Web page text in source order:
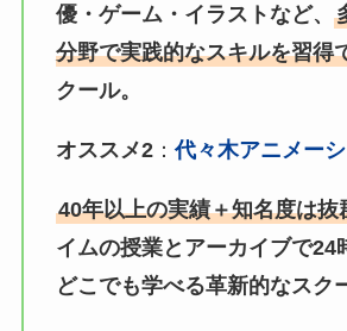
優・ゲーム・イラストなど、
分野で実践的なスキルを習得
クール。
オススメ2：代々木アニメー
40年以上の実績＋知名度は抜
イムの授業とアーカイブで24
どこでも学べる革新的なスク